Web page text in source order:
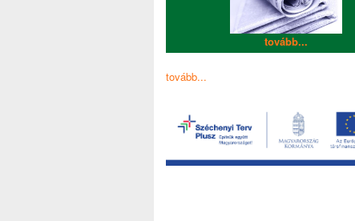
tovább...
tovább...